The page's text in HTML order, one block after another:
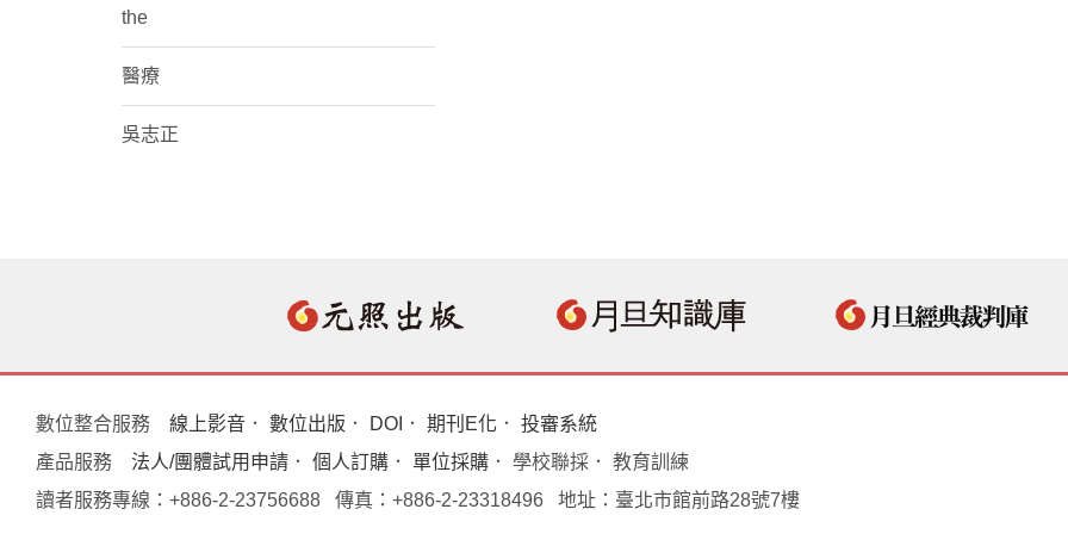
the
醫療
吳志正
數位整合服務 線上影音 ． 數位出版 ． DOI ． 期刊E化 ． 投審系統
產品服務
法人/團體試用申請 ． 個人訂購 ． 單位採購 ． 學校聯採． 教育訓練
讀者服務專線：+886-2-23756688 傳真：+886-2-23318496 地址：臺北市館前路28號7樓